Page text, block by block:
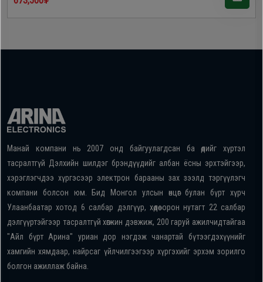
Манай компани нь 2007 онд байгуулагдсан ба өдийг хүртэл
тасралтгүй Дэлхийн шилдэг брэндүүдийг албан ёсны эрхтэйгээр,
хэрэглэгчдээ хүргэсээр электрон барааны зах зээлд тэргүүлэгч
компани болсон юм. Бид Монгол улсын өнцөг булан бүрт хүрч
Улаанбаатар хотод 6 салбар дэлгүүр, хөдөө орон нутагт 22 салбар
дэлгүүртэйгээр тасралтгүй хөгжин дэвжиж, 200 гаруй ажилчидтайгаа
"Айл бүрт Арина" уриан дор нэгдэж чанартай бүтээгдэхүүнийг
хамгийн хямдаар, найрсаг үйлчилгээгээр хүргэхийг эрхэм зорилго
болгон ажиллаж байна.